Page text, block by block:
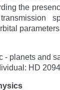
the
- planets and
HD